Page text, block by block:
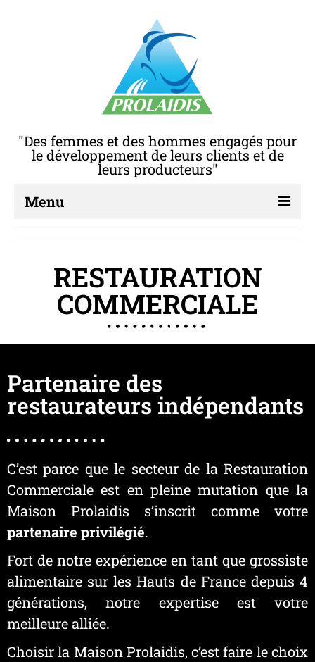
"Des femmes et des hommes engagés pour
le développement de leurs clients et de
leurs producteurs"
Menu
Qui sommes – nous?
RSE
Restauration Commerciale
Crémiers – Artisans
NOTRE OFFRE
Crèmerie
Boucherie
Charcuterie
Surgelés
Epicerie / Produits non alimentaires
Nos recettes de cuisine
RECRUTEMENT
RESTAURATION
COMMERCIALE
Partenaire des
restaurateurs indépendants
C’est parce que le secteur de la Restauration
Commerciale est en pleine mutation que la
Maison Prolaidis s’inscrit comme votre
partenaire privilégié.
Fort de notre expérience en tant que grossiste
alimentaire sur les Hauts de France depuis 4
générations, notre expertise est votre
meilleure alliée.
Choisir la Maison Prolaidis, c’est faire le choix